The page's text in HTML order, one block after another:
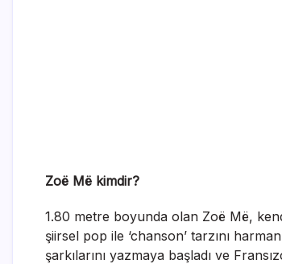
Zoë Më kimdir?
1.80 metre boyunda olan Zoë Më,
şiirsel pop ile ‘chanson’ tarzını
şarkılarını yazmaya başladı ve